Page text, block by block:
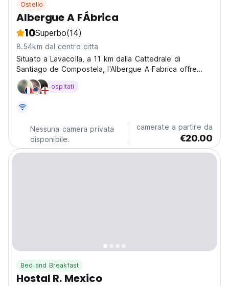
Ostello
Albergue A FÁbrica
10Superbo(14)
8.54km dal centro citta
Situato a Lavacolla, a 11 km dalla Cattedrale di
Santiago de Compostela, l'Albergue A Fabrica offre
sistemazioni con giardino, un parcheggio privato
gratuito e un salone in comune.
ospitati
Nessuna camera privata
disponibile.
camerate a partire da
€20.00
Bed and Breakfast
Hostal R. Mexico